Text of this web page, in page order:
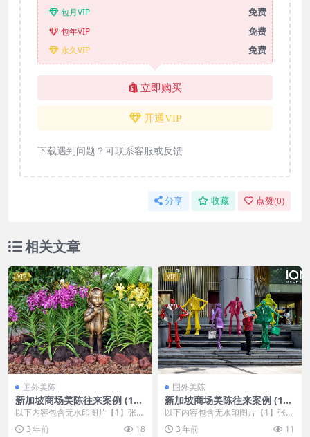
包月VIP 免费
包年VIP 免费
永久VIP 免费
立即购买
开通VIP
下载遇到问题？可联系客服或反馈
分享 收藏 点赞(0)
相关文章
VIP
国外美陈
新加坡商场美陈往来案例 (163
4)聊城市美程网
以下内容包含无水印图片【1】张
，开通会员无障碍浏览 开通VIP会
员 3 年前 18
VIP
国外美陈
新加坡商场美陈往来案例 (181
7)佛山市美陈网
以下内容包含无水印图片【1】张
，开通会员无障碍浏览 开通VIP会
员 3 年前 11